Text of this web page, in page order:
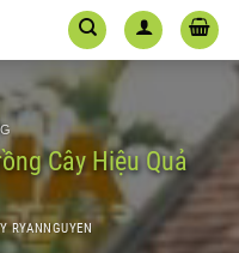
Cây Hiệu Quả
RYANNGUYEN